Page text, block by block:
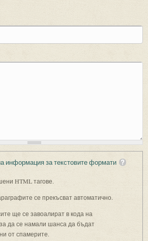
информация за текстовите формати
HTML тагове.
се прекъсват автоматично.
ще се завоалират в кода на
да се намали шанса да бъдат
от спамерите.